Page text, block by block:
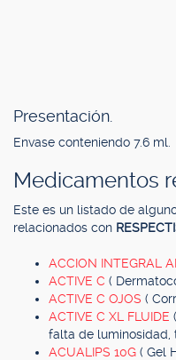
Presentación.
Envase conteniendo 7.6 ml.
Medicamentos
Este es un listado de
relacionados con
ACCION INTEGRAL
ACTIVE C (
ACTIVE C OJOS (
ACTIVE C XL FLUIDE
falta de luminosidad,
ACUALIPS 10G ( Gel